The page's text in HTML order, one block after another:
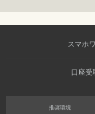
スマホ
口座受
推奨環境